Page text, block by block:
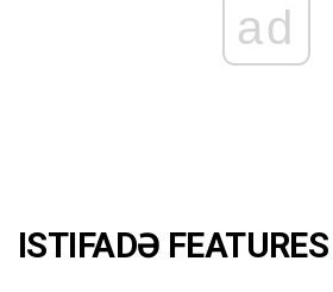
ad
ISTIFADƏ FEATURES